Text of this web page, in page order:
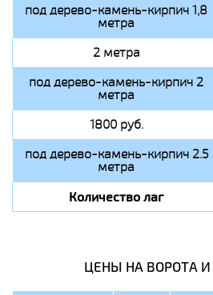
под дерево-камень-кирпич 1,8
метра
2 метра
под дерево-камень-кирпич 2
метра
1800 руб.
под дерево-камень-кирпич 2.5
метра
Количество лаг
ЦЕНЫ НА ВОРОТА